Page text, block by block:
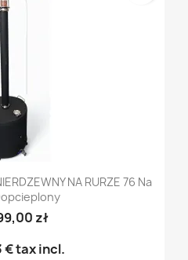
NA RURZE 76 Na
zł
€tax incl.